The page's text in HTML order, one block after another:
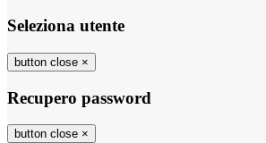
Seleziona utente
button close ×
Recupero password
button close ×